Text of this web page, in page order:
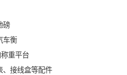
磅
车衡
重平台
、接线盒等配件